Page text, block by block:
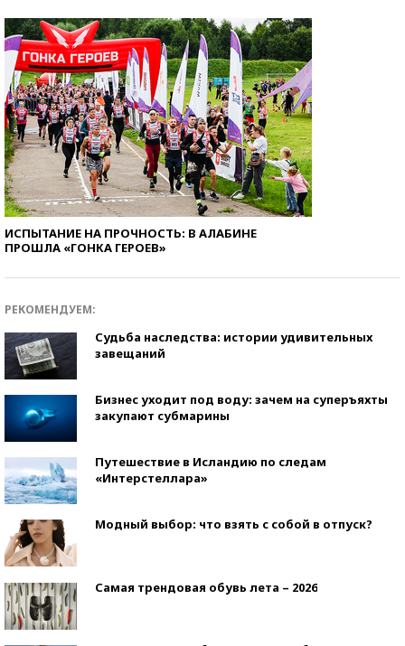
ИСПЫТАНИЕ НА ПРОЧНОСТЬ: В АЛАБИНЕ
ПРОШЛА «ГОНКА ГЕРОЕВ»
РЕКОМЕНДУЕМ:
Судьба наследства: истории удивительных
завещаний
Бизнес уходит под воду: зачем на суперъяхты
закупают субмарины
Путешествие в Исландию по следам
«Интерстеллара»
Модный выбор: что взять с собой в отпуск?
Самая трендовая обувь лета – 2026